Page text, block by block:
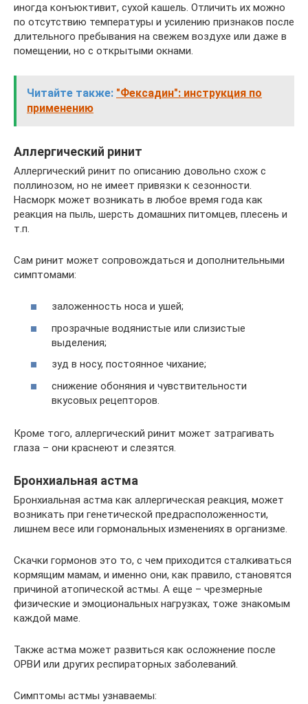
иногда конъюктивит, сухой кашель. Отличить их можно
по отсутствию температуры и усилению признаков после
длительного пребывания на свежем воздухе или даже в
помещении, но с открытыми окнами.
Читайте также: "Фексадин": инструкция по
применению
Аллергический ринит
Аллергический ринит по описанию довольно схож с
поллинозом, но не имеет привязки к сезонности.
Насморк может возникать в любое время года как
реакция на пыль, шерсть домашних питомцев, плесень и
т.п.
Сам ринит может сопровождаться и дополнительными
симптомами:
заложенность носа и ушей;
прозрачные водянистые или слизистые
выделения;
зуд в носу, постоянное чихание;
снижение обоняния и чувствительности
вкусовых рецепторов.
Кроме того, аллергический ринит может затрагивать
глаза – они краснеют и слезятся.
Бронхиальная астма
Бронхиальная астма как аллергическая реакция, может
возникать при генетической предрасположенности,
лишнем весе или гормональных изменениях в организме.
Скачки гормонов это то, с чем приходится сталкиваться
кормящим мамам, и именно они, как правило, становятся
причиной атопической астмы. А еще – чрезмерные
физические и эмоциональных нагрузках, тоже знакомым
каждой маме.
Также астма может развиться как осложнение после
ОРВИ или других респираторных заболеваний.
Симптомы астмы узнаваемы: